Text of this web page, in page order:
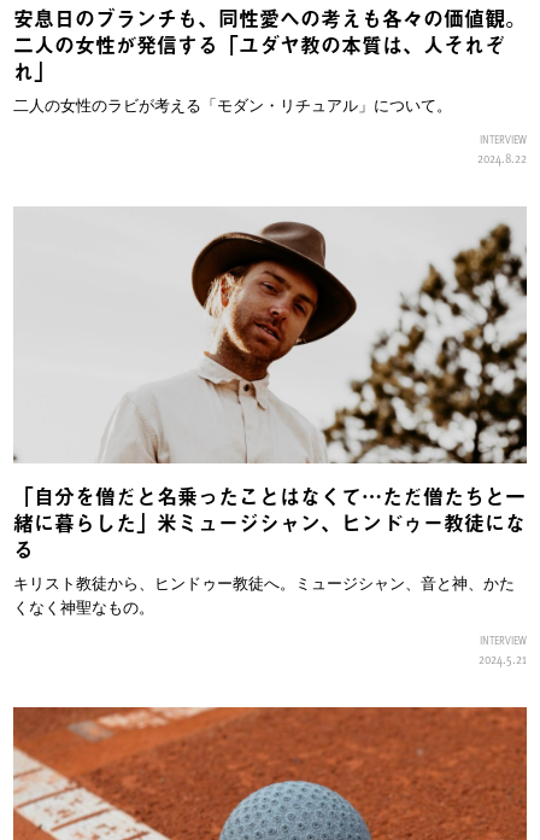
安息日のブランチも、同性愛への考えも各々の価値観。
二人の女性が発信する「ユダヤ教の本質は、人それぞ
れ」
二人の女性のラビが考える「モダン・リチュアル」について。
INTERVIEW
2024.8.22
「自分を僧だと名乗ったことはなくて…ただ僧たちと一
緒に暮らした」米ミュージシャン、ヒンドゥー教徒にな
る
キリスト教徒から、ヒンドゥー教徒へ。ミュージシャン、音と神、かた
くなく神聖なもの。
INTERVIEW
2024.5.21